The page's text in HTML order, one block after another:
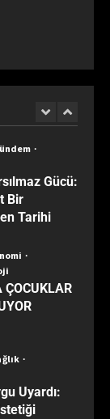
RÜZGÂRI!
Gücü:
Bir
Tarihi
ÇOCUKLAR
Uyardı: